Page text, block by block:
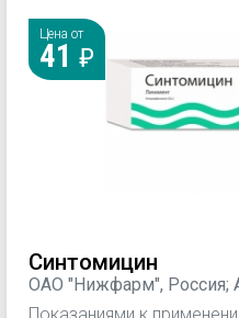
левофлоксацину
Цена от
41
Синтомицин
ОАО "Нижфарм", Россия;